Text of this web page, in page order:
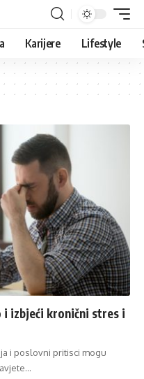
Karijere Lifestyle
izbjeći kronični stres i
i poslovni pritisci mogu